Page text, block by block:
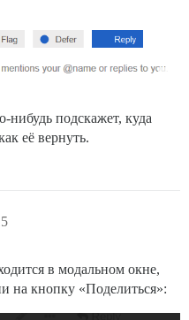
нибудь подскажет, куда
её вернуть.
в модальном окне,
на кнопку «Поделиться»: